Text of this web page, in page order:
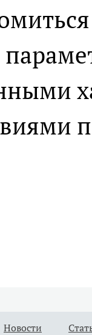
Новости